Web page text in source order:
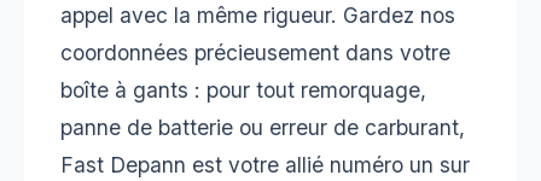
appel avec la même rigueur. Gardez nos
coordonnées précieusement dans votre
boîte à gants : pour tout remorquage,
panne de batterie ou erreur de carburant,
Fast Depann est votre allié numéro un sur